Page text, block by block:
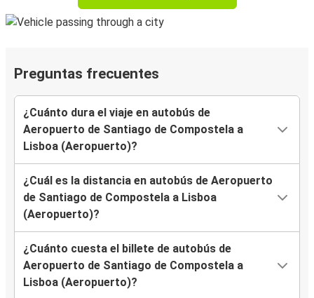
Preguntas frecuentes
¿Cuánto dura el viaje en autobús de
Aeropuerto de Santiago de Compostela a
Lisboa (Aeropuerto)?
¿Cuál es la distancia en autobús de Aeropuerto
de Santiago de Compostela a Lisboa
(Aeropuerto)?
¿Cuánto cuesta el billete de autobús de
Aeropuerto de Santiago de Compostela a
Lisboa (Aeropuerto)?